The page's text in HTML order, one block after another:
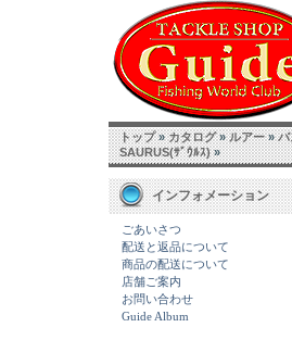
トップ»カタログ»ルアー»バ
SAURUS(ｻﾞｳﾙｽ)»
インフォメーション
ごあいさつ
配送と返品について
商品の配送について
店舗ご案内
お問い合わせ
Guide Album